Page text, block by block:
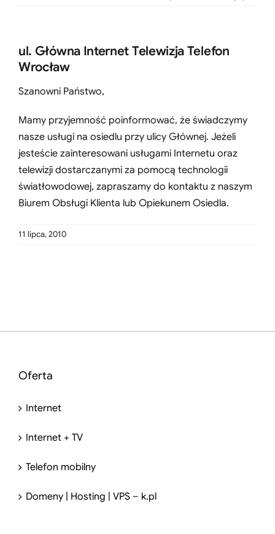
ul. Główna Internet Telewizja Telefon
Wrocław
Szanowni Państwo,
Mamy przyjemność poinformować, że świadczymy
nasze usługi na osiedlu przy ulicy Głównej. Jeżeli
jesteście zainteresowani usługami Internetu oraz
telewizji dostarczanymi za pomocą technologii
światłowodowej, zapraszamy do kontaktu z naszym
Biurem Obsługi Klienta lub Opiekunem Osiedla.
11 lipca, 2010
Oferta
Internet
Internet + TV
Telefon mobilny
Domeny | Hosting | VPS – k.pl